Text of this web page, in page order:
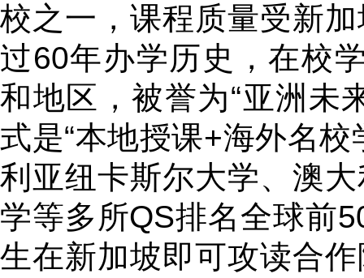
校之一，课程质量受新
过60年办学历史，在校
和地区，被誉为“亚洲未
式是“本地授课+海外名
利亚纽卡斯尔大学、澳
学等多所QS排名全球前
生在新加坡即可攻读合